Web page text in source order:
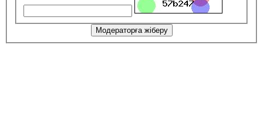
Модераторға жіберу